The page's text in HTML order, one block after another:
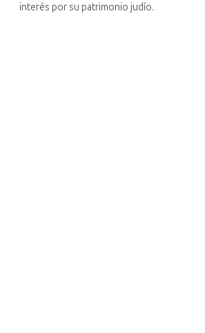
interés por su patrimonio judío.